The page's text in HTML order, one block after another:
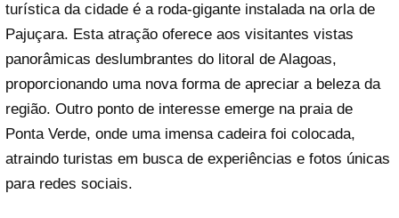
turística da cidade é a roda-gigante instalada na orla de
Pajuçara. Esta atração oferece aos visitantes vistas
panorâmicas deslumbrantes do litoral de Alagoas,
proporcionando uma nova forma de apreciar a beleza da
região. Outro ponto de interesse emerge na praia de
Ponta Verde, onde uma imensa cadeira foi colocada,
atraindo turistas em busca de experiências e fotos únicas
para redes sociais.